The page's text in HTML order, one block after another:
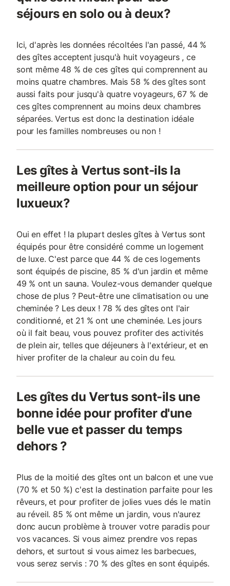
séjours en solo ou à deux?
Ici, d'après les données récoltées l'an passé, 44 %
des gîtes acceptent jusqu'à huit voyageurs , ce
sont même 48 % de ces gîtes qui comprennent au
moins quatre chambres. Mais 58 % des gîtes sont
aussi faits pour jusqu'à quatre voyageurs, 67 % de
ces gîtes comprennent au moins deux chambres
séparées. Vertus est donc la destination idéale
pour les familles nombreuses ou non !
Les gîtes à Vertus sont-ils la
meilleure option pour un séjour
luxueux?
Oui en effet ! la plupart desles gîtes à Vertus sont
équipés pour être considéré comme un logement
de luxe. C'est parce que 44 % de ces logements
sont équipés de piscine, 85 % d'un jardin et même
49 % ont un sauna. Voulez-vous demander quelque
chose de plus ? Peut-être une climatisation ou une
cheminée ? Les deux ! 78 % des gîtes ont l'air
conditionné, et 21 % ont une cheminée. Les jours
où il fait beau, vous pouvez profiter des activités
de plein air, telles que déjeuners à l'extérieur, et en
hiver profiter de la chaleur au coin du feu.
Les gîtes du Vertus sont-ils une
bonne idée pour profiter d'une
belle vue et passer du temps
dehors ?
Plus de la moitié des gîtes ont un balcon et une vue
(70 % et 50 %) c'est la destination parfaite pour les
rêveurs, et pour profiter de jolies vues dés le matin
au réveil. 85 % ont même un jardin, vous n'aurez
donc aucun problème à trouver votre paradis pour
vos vacances. Si vous aimez prendre vos repas
dehors, et surtout si vous aimez les barbecues,
vous serez servis : 70 % des gîtes en sont équipés.